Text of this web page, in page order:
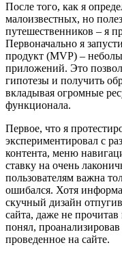
После того, как я
малоизвестных, но
путешественников – я
Первоначально я
продукт (MVP) –
приложений. Это
гипотезы и получить
вкладывая огромные
функционала.
Первое, что я
экспериментировал с
контента, меню
ставку на очень
пользователям важна
ошибался. Хотя
скучный дизайн
сайта, даже не
понял, проанализировав
проведенное на сайте.